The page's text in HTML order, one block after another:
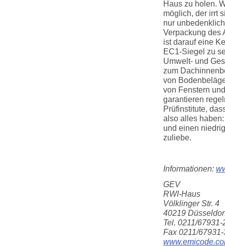
Haus zu holen.
möglich, der irrt
nur
Verpackung des
ist darauf eine
EC1-Siegel zu
Umwelt- und
zum
von
von Fenstern
garantieren
Prüfinstitute,
also alles
und einen
zuliebe.
Informationen:
GEV
RWI-Haus
Völklinger Str. 4
40219
Tel. 0211/67931-
Fax 0211/